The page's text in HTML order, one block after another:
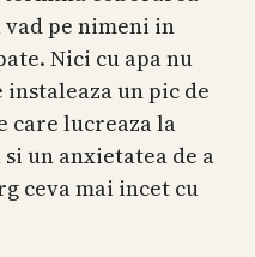
vad pe nimeni in
Nici cu apa nu
instaleaza un pic de
care lucreaza la
un anxietatea de a
ceva mai incet cu